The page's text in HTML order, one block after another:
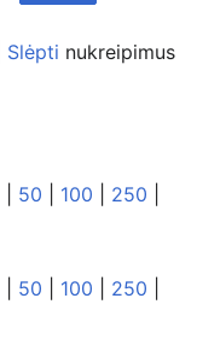
Slėpti nukreipimus
50 100 250
50 100 250